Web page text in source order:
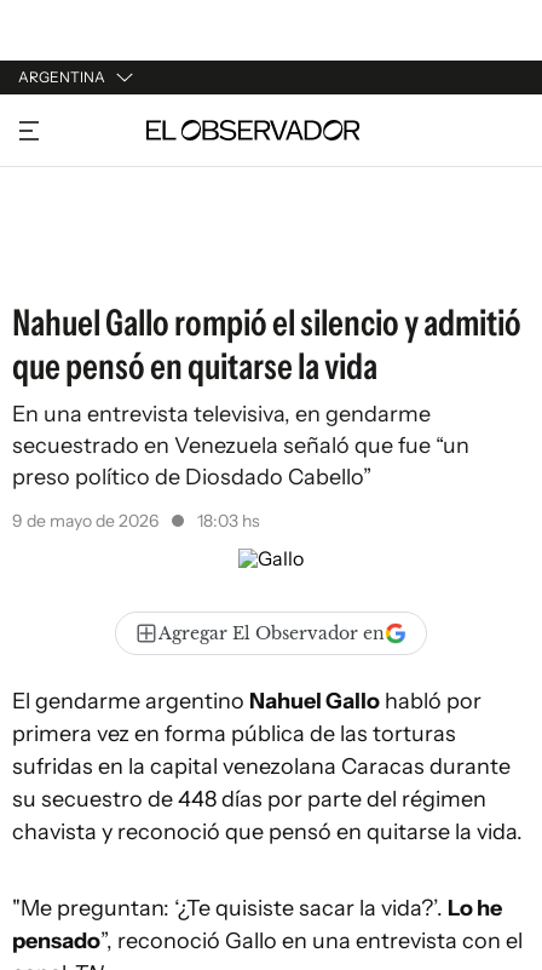
ARGENTINA
URUGUAY
ARGENTINA
Nahuel Gallo rompió el silencio y admitió
que pensó en quitarse la vida
En una entrevista televisiva, en gendarme
secuestrado en Venezuela señaló que fue “un
preso político de Diosdado Cabello”
9 de mayo de 2026 18:03 hs
Agregar El Observador en
El gendarme argentino Nahuel Gallo habló por
primera vez en forma pública de las torturas
sufridas en la capital venezolana Caracas durante
su secuestro de 448 días por parte del régimen
chavista y reconoció que pensó en quitarse la vida.
"Me preguntan: ‘¿Te quisiste sacar la vida?’. Lo he
pensado”, reconoció Gallo en una entrevista con el